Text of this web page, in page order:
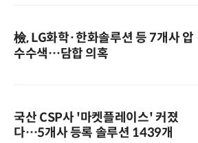
檢, LG화학·한화솔루션 등 7개사 압
수수색…담합 의혹
국산 CSP사 '마켓플레이스' 커졌
다…5개사 등록 솔루션 1439개